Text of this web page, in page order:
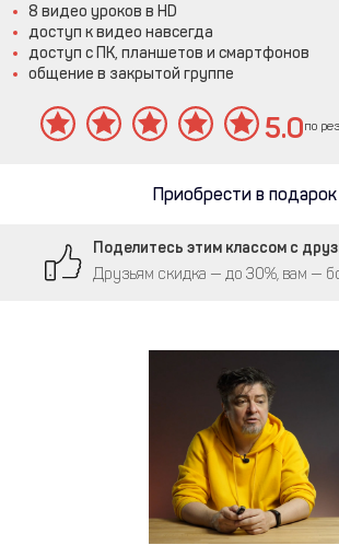
8 видео уроков в HD
доступ к видео навсегда
доступ с ПК, планшетов и смартфонов
общение в закрытой группе
5.0по
Приобрести в подарок
Поделитесь этим классом с
Друзьям скидка — до 30%, вам —